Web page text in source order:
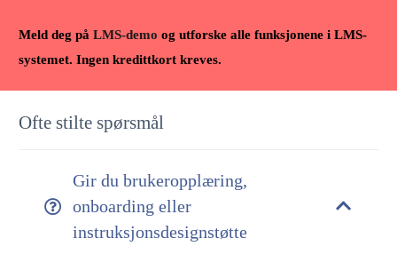
Meld deg på LMS-demo og utforske alle funksjonene i LMS-
systemet. Ingen kredittkort kreves.
Ofte stilte spørsmål
Gir du brukeropplæring,
onboarding eller
instruksjonsdesignstøtte